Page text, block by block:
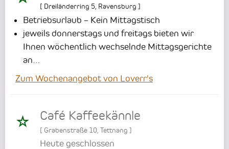
[ Dreiländerring 5, Ravensburg ]
Betriebsurlaub – Kein Mittagstisch
jeweils donnerstags und freitags bieten wir
Ihnen wöchentlich wechselnde Mittagsgerichte
an…
Zum Wochenangebot von Loverr's
Café Kaffeekännle
[ Grabenstraße 10 Tettnang ]
Heute geschlossen